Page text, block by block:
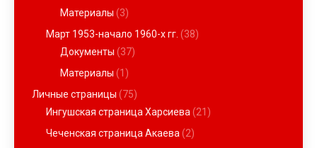
Материалы (3)
Март 1953-начало 1960-х гг. (38)
Документы (37)
Материалы (1)
Личные страницы (75)
Ингушская страница Харсиева (21)
Чеченская страница Акаева (2)